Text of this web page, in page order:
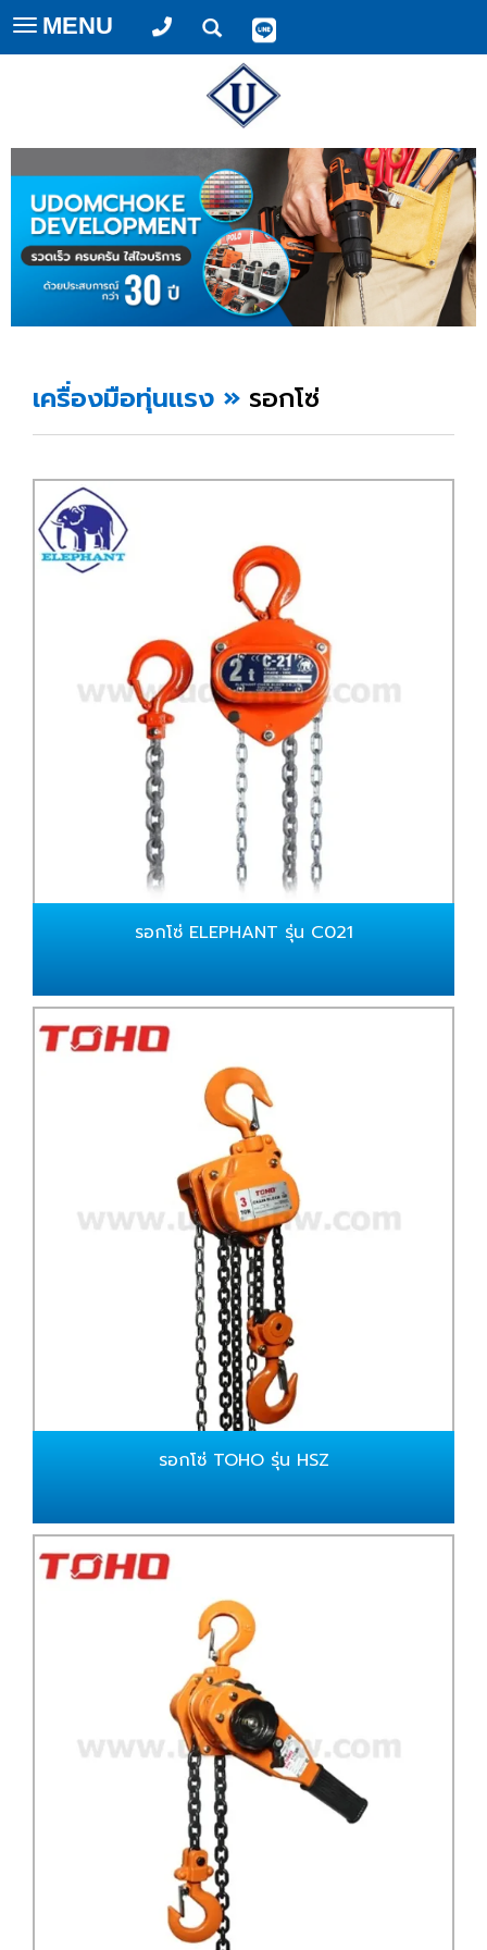
Toggle
navigation
MENU
เครื่องมือทุ่นแรง » รอกโซ่
รอกโซ่ ELEPHANT รุ่น C021
รอกโซ่ TOHO รุ่น HSZ